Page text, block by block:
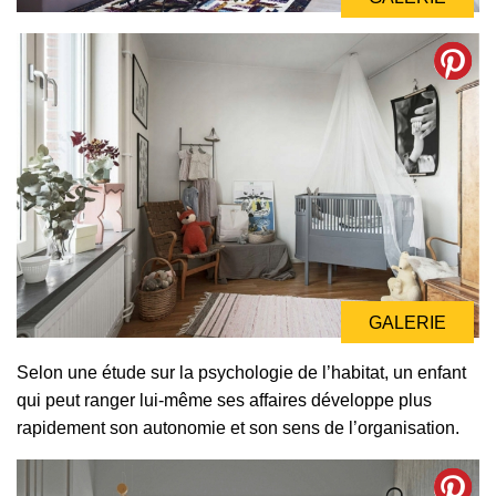
GALERIE
GALERIE
Selon une étude sur la psychologie de l’habitat, un enfant
qui peut ranger lui-même ses affaires développe plus
rapidement son autonomie et son sens de l’organisation.